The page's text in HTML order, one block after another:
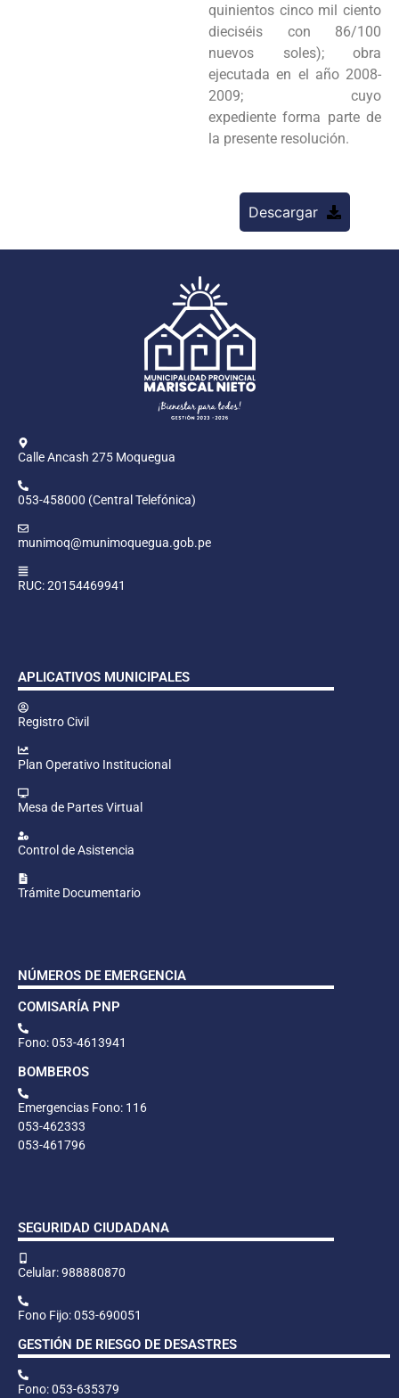
quinientos cinco mil ciento
dieciséis con 86/100
nuevos soles); obra
ejecutada en el año 2008-
2009; cuyo
expedienteforma parte de
la presente resolución.
Descargar
Calle Ancash 275 Moquegua
053-458000 (Central Telefónica)
munimoq@munimoquegua.gob.pe
RUC: 20154469941
APLICATIVOS MUNICIPALES
Registro Civil
Plan Operativo Institucional
Mesa de Partes Virtual
Control de Asistencia
Trámite Documentario
NÚMEROS DE EMERGENCIA
COMISARÍA PNP
Fono: 053-4613941
BOMBEROS
Emergencias Fono: 116
053-462333
053-461796
SEGURIDAD CIUDADANA
Celular: 988880870
Fono Fijo: 053-690051
GESTIÓN DE RIESGO DE DESASTRES
Fono: 053-635379